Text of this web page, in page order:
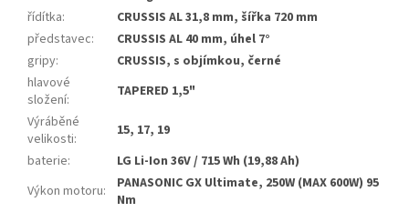
řídítka:
CRUSSIS AL 31,8 mm, šířka 720 mm
představec:
CRUSSIS AL 40 mm, úhel 7°
gripy:
CRUSSIS, s objímkou, černé
hlavové
složení:
TAPERED 1,5"
Výráběné
velikosti:
15, 17, 19
baterie:
LG Li-Ion 36V / 715 Wh (19,88 Ah)
Výkon motoru:
PANASONIC GX Ultimate, 250W (MAX 600W) 95
Nm